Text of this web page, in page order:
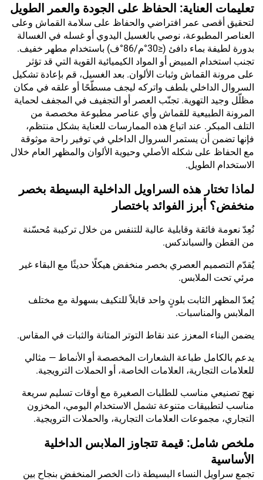
تعليمات العناية: الحفاظ على الجودة والعمر الطويل
لتحقيق أقصى عمر افتراضي والحفاظ على سلامة القماش وعلى
العناصر المطبوعة، نوصي بالغسيل اليدوي أو غسله في الغسالة
بدورة لطيفة بماء دافئ (≤30°م/86°ف) باستخدام مطهر خفيف.
تجنب استخدام المبيض أو المواد الكيميائية القوية التي قد تؤثر
على مرونة القماش وثبات الألوان. بعد الغسيل، قم بإعادة تشكيل
السروال الداخلي بلطف واتركه ليجف مسطّحًا أو علقه في مكان
مظلّل وجيد التهوية. تجنّب العصر أو التجفيف في المجفف لحماية
المرونة الطبيعية للقماش وأي عناصر مطبوعة مخصصة من
التلف المبكر. عند اتباع هذه الممارسات للعناية بشكل منتظم،
فإنها تضمن أن يستمر السروال الداخلي في توفير راحة موثوقة
مع الحفاظ على شكله الأصلي وحيوية الألوان والمظهر العام خلال
الاستخدام الطويل.
لماذا تختار هذه السراويل الداخلية البسيطة بخصر
منخفض؟ أبرز الفوائد باختصار
نُعِدّ نعومة فائقة وقابلية عالية للتنفس من خلال تركيبة مُحسّنة
من القطن والسباندكس.
يُقدّم التصميم العصري بخصر منخفض هيكلًا حديثًا مع البقاء غير
مرئي تحت الملابس.
يُعدّ المظهر الثابت بلونٍ واحد قابلاً للتكيف بسهولة مع مختلف
الملابس والمناسبات.
يضمن البناء المعزز عند نقاط التوتر المتانة والثبات في المقاس.
يدعم بالكامل طباعة الشعارات المخصصة أو الأنماط — مثالي
للعلامات التجارية، العلامات الخاصة، أو الحملات الترويجية.
نهج تصنيعي مناسب للطلبات الصغيرة مع أوقات تسليم سريعة
مناسب لتطبيقات متنوعة تشمل الاستخدام اليومي، المخزون
التجاري، مجموعات العلامات التجارية، والحملات الترويجية.
ملخص شامل: قيمة تتجاوز الملابس الداخلية
الأساسية
تجمع سراويل النساء البسيطة ذات الخصر المنخفض بنجاح بين